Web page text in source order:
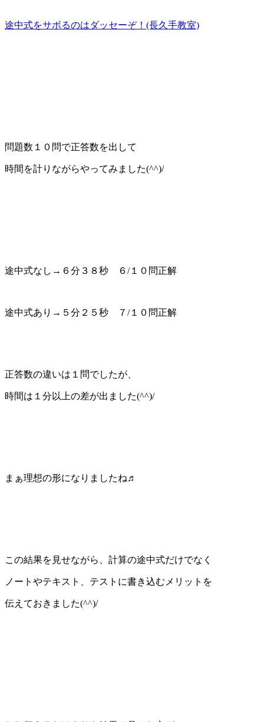
途中式をサボるのはダッセーぞ！(長久手教室)
問題数１０問で正答数を出して
時間を計りながらやってみました(^^)/
途中式なし→６分３８秒 ６/１０問正解
途中式あり→５分２５秒 ７/１０問正解
正答数の違いは１問でしたが、
時間は１分以上の差が出ました(^^)/
まぁ理想の形になりましたね♬
この結果を見せながら、計算の途中式だけでなく
ノートやテキスト、テストに書き込むメリットを
伝えておきました(^^)/